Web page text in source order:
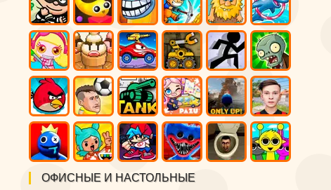
ОФИСНЫЕ И НАСТОЛЬНЫЕ